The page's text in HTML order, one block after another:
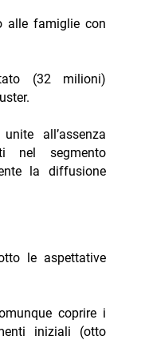
alle famiglie con
(32 milioni)
all’assenza
nel segmento
la diffusione
le aspettative
coprire i
iniziali (otto